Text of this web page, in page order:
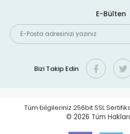
E-Bülten
Bizi Takip Edin
Tüm bilgileriniz 256bit SSL
© 2026 Tüm